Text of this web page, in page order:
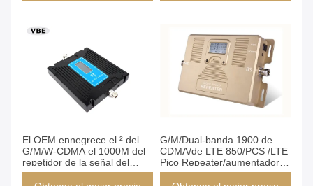
El OEM ennegrece el ² del
G/M/W-CDMA el 1000M del
repetidor de la señal del
teléfono celular área grande
G/M/Dual-banda 1900 de
CDMA/de LTE 850/PCS /LTE
Pico Repeater/aumentador
de presión de la señal del